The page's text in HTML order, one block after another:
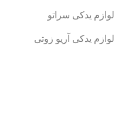
لوازم یدکی سراتو
لوازم یدکی آریو زوتی